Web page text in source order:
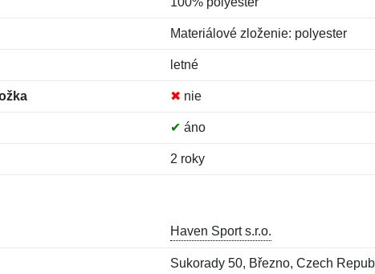
Materiálové zloženie: polyester
letné
✖ nie
✔ áno
2 roky
Haven Sport s.r.o.
Sukorady 50, Březno, Czech